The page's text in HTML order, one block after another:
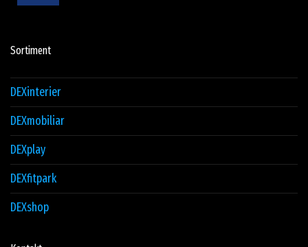
Sortiment
DEXinterier
DEXmobiliar
DEXplay
DEXfitpark
DEXshop